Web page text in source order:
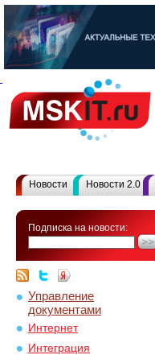
Новости Новости 2.0
Подписка на новости:
Управление
документами
Интернет
Интеграция